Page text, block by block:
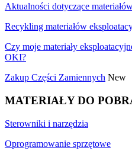
Aktualności dotyczące
Recykling materiałów
Czy moje materiały
OKI?
Zakup Części Zamiennych New
MATERIAŁY DO
Sterowniki i narzędzia
Oprogramowanie sprzętowe